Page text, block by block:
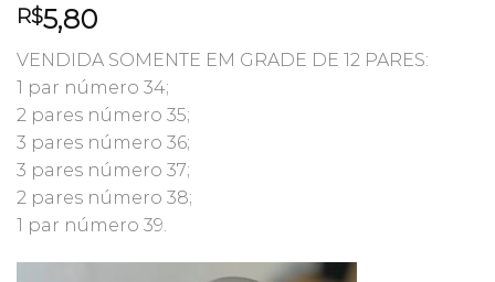
R$5,80
VENDIDA SOMENTE EM GRADE DE 12 PARES:
1 par número 34;
2 pares número 35;
3 pares número 36;
3 pares número 37;
2 pares número 38;
1 par número 39.